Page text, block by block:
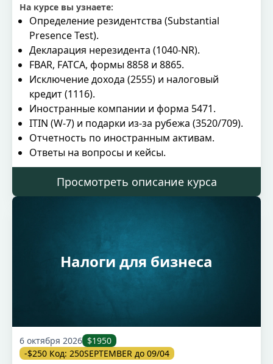
На курсе вы узнаете:
Определение резидентства (Substantial
Presence Test).
Декларация нерезидента (1040‑NR).
FBAR, FATCA, формы 8858 и 8865.
Исключение дохода (2555) и налоговый
кредит (1116).
Иностранные компании и форма 5471.
ITIN (W‑7) и подарки из‑за рубежа (3520/709).
Отчетность по иностранным активам.
Ответы на вопросы и кейсы.
Просмотреть описание курса
Налоги для бизнеса
6 октября 2026 $1950
-$250 Код: 250SEPTEMBER до 09/04